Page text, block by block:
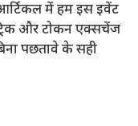
में हम इस इवेंट
और टोकन एक्सचेंज
पछतावे के सही